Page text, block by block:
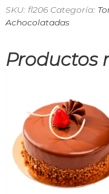
SKU: fl206 Categoría:
Achocolatadas
Productos